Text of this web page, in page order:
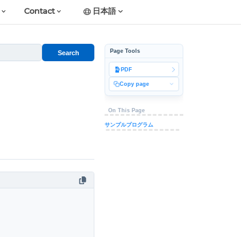
Contact 日本語
Search Page Tools
PDF
Copy page
On This Page
サンプルプログラム